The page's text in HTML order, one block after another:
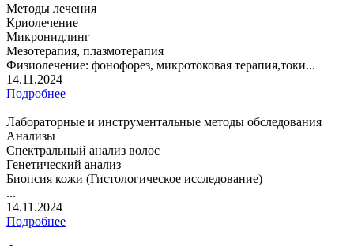
Методы лечения
Криолечение
Микронидлинг
Мезотерапия, плазмотерапия
Физиолечение: фонофорез, микротоковая терапия,токи...
14.11.2024
Подробнее
Лабораторные и инструментальные методы обследования
Анализы
Спектральный анализ волос
Генетический анализ
Биопсия кожи (Гистологическое исследование)
...
14.11.2024
Подробнее